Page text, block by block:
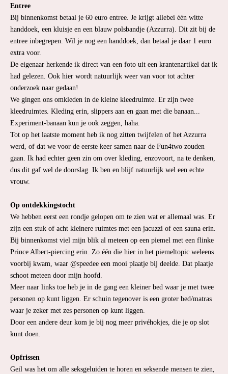
Entree
Bij binnenkomst betaal je 60 euro entree. Je krijgt allebei één witte
handdoek, een kluisje en een blauw polsbandje (Azzurra). Dit zit bij de
entree inbegrepen. Wil je nog een handdoek, dan betaal je daar 1 euro
extra voor.
De eigenaar herkende ik direct van een foto uit een krantenartikel dat ik
had gelezen. Ook hier wordt natuurlijk weer van voor tot achter
onderzoek naar gedaan!
We gingen ons omkleden in de kleine kleedruimte. Er zijn twee
kleedruimtes. Kleding erin, slippers aan en gaan met die banaan...
Experiment-banaan kun je ook zeggen, haha.
Tot op het laatste moment heb ik nog zitten twijfelen of het Azzurra
werd, of dat we voor de eerste keer samen naar de Fun4two zouden
gaan. Ik had echter geen zin om over kleding, enzovoort, na te denken,
dus dit gaf wel de doorslag. Ik ben en blijf natuurlijk wel een echte
vrouw.
Op ontdekkingstocht
We hebben eerst een rondje gelopen om te zien wat er allemaal was. Er
zijn een stuk of acht kleinere ruimtes met een jacuzzi of een sauna erin.
Bij binnenkomst viel mijn blik al meteen op een piemel met een flinke
Prince Albert-piercing erin. Zo één die hier in het piemeltopic weleens
voorbij kwam, waar @speedee een mooi plaatje bij deelde. Dat plaatje
schoot meteen door mijn hoofd.
Meer naar links toe heb je in de gang een kleiner bed waar je met twee
personen op kunt liggen. Er schuin tegenover is een groter bed/matras
waar je zeker met zes personen op kunt liggen.
Door een andere deur kom je bij nog meer privéhokjes, die je op slot
kunt doen.
Opfrissen
Geil was het om alle seksgeluiden te horen en seksende mensen te zien,